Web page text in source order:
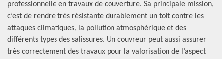
professionnelle en travaux de couverture. Sa principale mission,
c’est de rendre très résistante durablement un toit contre les
attaques climatiques, la pollution atmosphérique et des
différents types des salissures. Un couvreur peut aussi assurer
très correctement des travaux pour la valorisation de l’aspect